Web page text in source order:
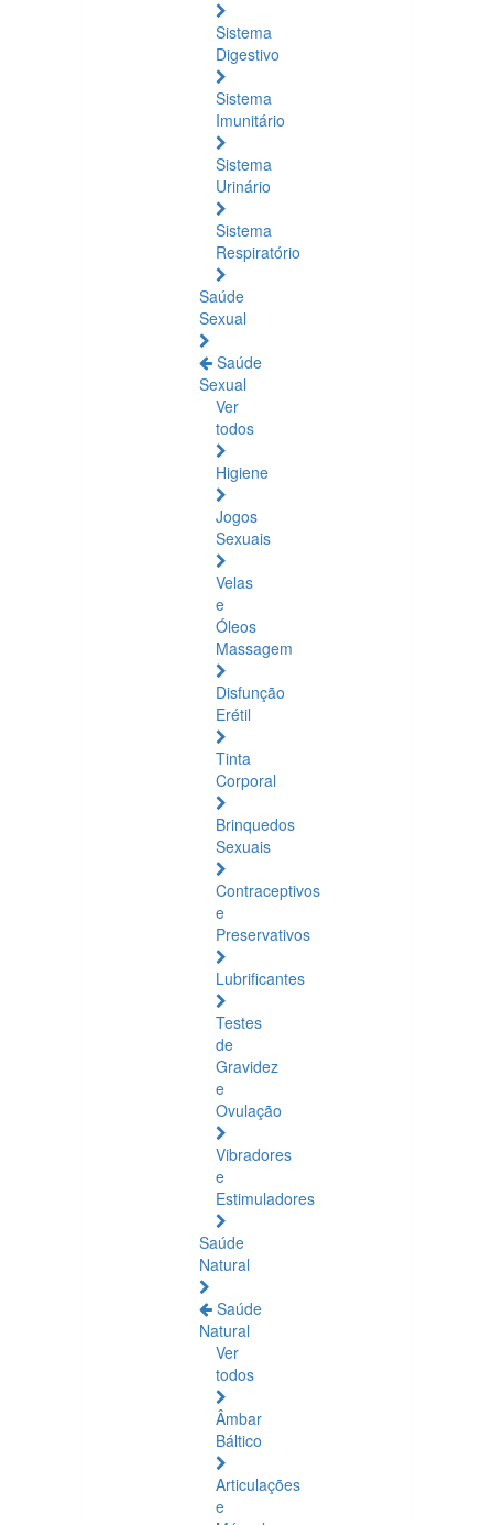
Sistema
Digestivo
Sistema
Imunitário
Sistema
Urinário
Sistema
Respiratório
Saúde
Sexual
Saúde
Sexual
Ver
todos
Higiene
Jogos
Sexuais
Velas
e
Óleos
Massagem
Disfunção
Erétil
Tinta
Corporal
Brinquedos
Sexuais
Contraceptivos
e
Preservativos
Lubrificantes
Testes
de
Gravidez
e
Ovulação
Vibradores
e
Estimuladores
Saúde
Natural
Saúde
Natural
Ver
todos
Âmbar
Báltico
Articulações
e